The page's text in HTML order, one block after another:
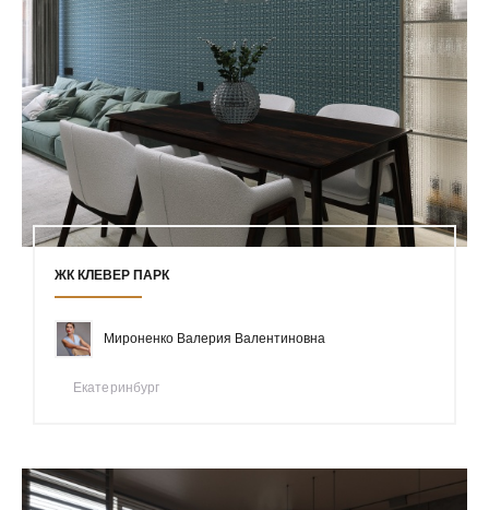
ЖК КЛЕВЕР ПАРК
Мироненко Валерия Валентиновна
Екатеринбург